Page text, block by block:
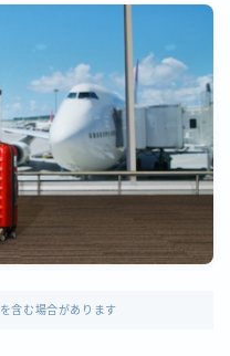
く表記
含む場合があります